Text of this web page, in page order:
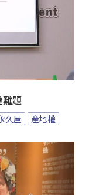
難題
久屋 產地權